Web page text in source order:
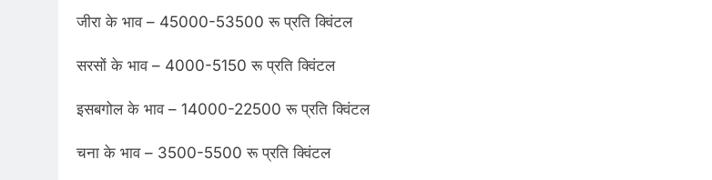
जीरा के भाव – 45000-53500 रू प्रति क्विंटल
सरसों के भाव – 4000-5150 रू प्रति क्विंटल
इसबगोल के भाव – 14000-22500 रू प्रति क्विंटल
चना के भाव – 3500-5500 रू प्रति क्विंटल